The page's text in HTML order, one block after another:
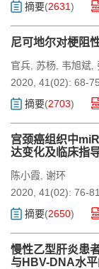
摘要(2631)
尼可地尔对梗阻
官兵, 苏杨, 韦旭斌,
2020, 41(02): 68-75.
摘要(2703)
宫颈癌组织中
达变化及临床指
陈小霞, 谢环
2020, 41(02): 76-81.
摘要(2650)
慢性乙型肝炎患
与HBV-DNA水